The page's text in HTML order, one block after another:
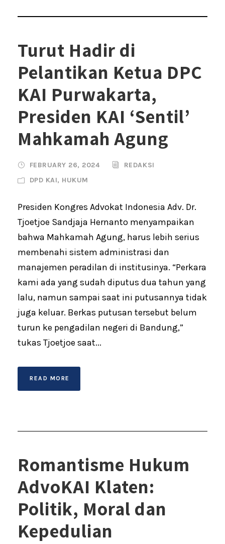
Turut Hadir di
Pelantikan Ketua DPC
KAI Purwakarta,
Presiden KAI ‘Sentil’
Mahkamah Agung
FEBRUARY 26, 2024
REDAKSI
DPD KAI, HUKUM
Presiden Kongres Advokat Indonesia Adv. Dr.
Tjoetjoe Sandjaja Hernanto menyampaikan
bahwa Mahkamah Agung, harus lebih serius
membenahi sistem administrasi dan
manajemen peradilan di institusinya. “Perkara
kami ada yang sudah diputus dua tahun yang
lalu, namun sampai saat ini putusannya tidak
juga keluar. Berkas putusan tersebut belum
turun ke pengadilan negeri di Bandung,”
tukas Tjoetjoe saat...
READ MORE
Romantisme Hukum
AdvoKAI Klaten:
Politik, Moral dan
Kepedulian